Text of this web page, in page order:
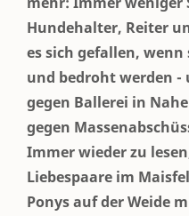
Hundehalter, Reiter
es sich gefallen,
und bedroht werden -
gegen Ballerei in
gegen
Immer wieder zu
Liebespaare im
Ponys auf der Weide